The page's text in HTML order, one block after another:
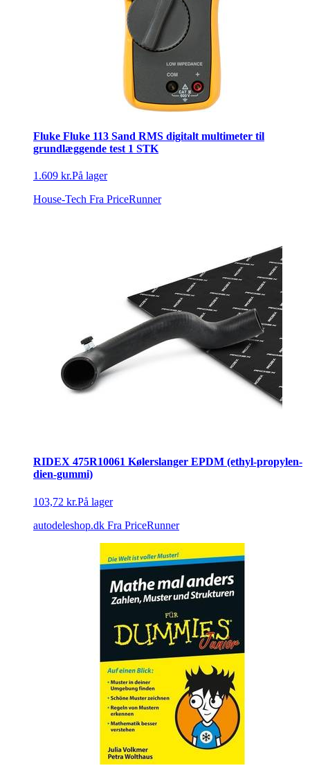
Fluke Fluke 113 Sand RMS digitalt multimeter til
grundlæggende test 1 STK
1.609 kr.På lager
House-Tech Fra PriceRunner
RIDEX 475R10061 Kølerslanger EPDM (ethyl-propylen-
dien-gummi)
103,72 kr.På lager
autodeleshop.dk Fra PriceRunner